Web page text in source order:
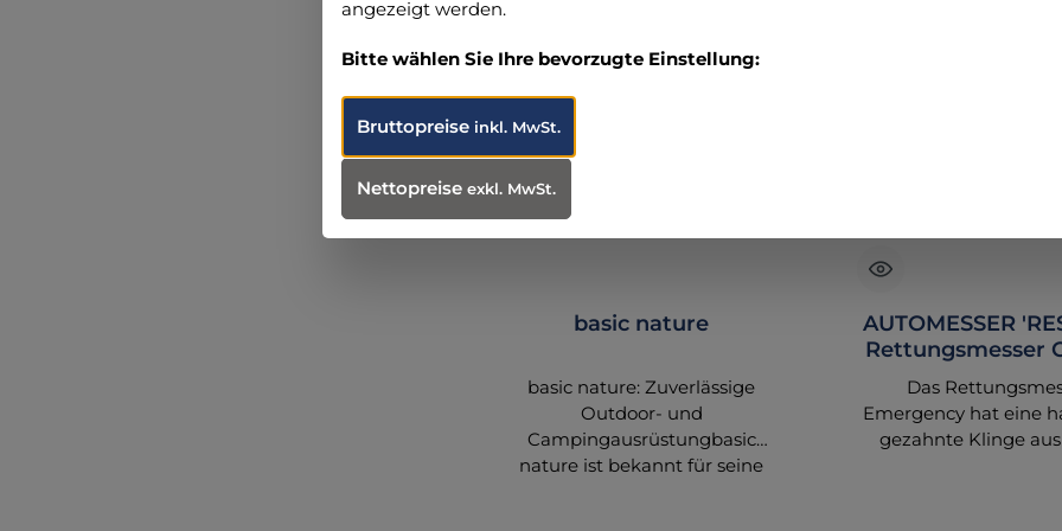
basic nature
basic nature: Zuverlässige
Outdoor- und
Campingausrüstungbasic
nature ist bekannt für seine
AUTOMESSER
Rettungsmesser
Das
Emergency hat eine
gezahnte Klinge
angezeigt werden.
Bitte wählen Sie Ihre bevorzugte Einstellung:
Bruttopreise inkl. MwSt.
Nettopreise exkl. MwSt.